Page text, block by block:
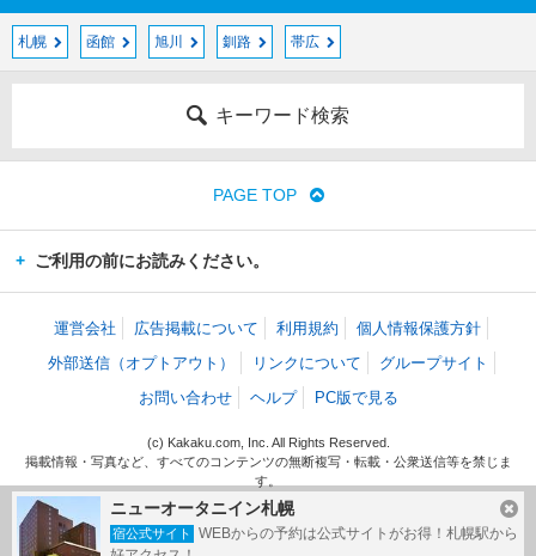
ニューオータニイン札幌
宿公式サイト
WEBからの予約は公式サイトがお得！札幌駅から
札幌 函館 旭川 釧路 帯広
キーワード検索
PAGE TOP
ご利用の前にお読みください。
運営会社 広告掲載について 利用規約
個人情報保護方針
外部送信（オプトアウト）
リンクについて
グループサイト
お問い合わせ
ヘルプ PC版で見る
(c) Kakaku.com, Inc. All Rights Reserved.
掲載情報・写真など、すべてのコンテンツの無断複写・転載・公衆送信等を禁じま
す。